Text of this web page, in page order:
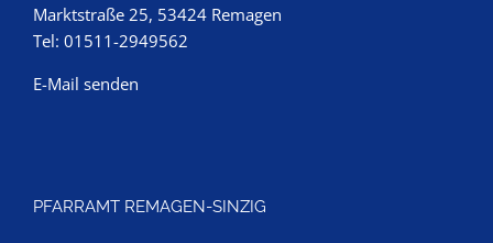
Marktstraße 25, 53424 Remagen
Tel: 01511-2949562
E-Mail senden
PFARRAMT REMAGEN-SINZIG